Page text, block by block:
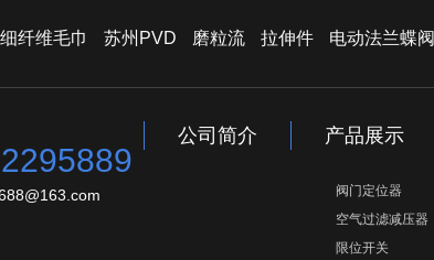
纤维毛巾 苏州PVD 磨粒流 拉伸件 电动法兰蝶阀
公司简介 产品展示
阀门定位器
空气过滤减压器
限位开关